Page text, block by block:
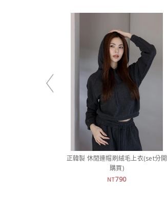
正韓製 休閒連帽刷絨毛上衣(set分開
購買)
NT790